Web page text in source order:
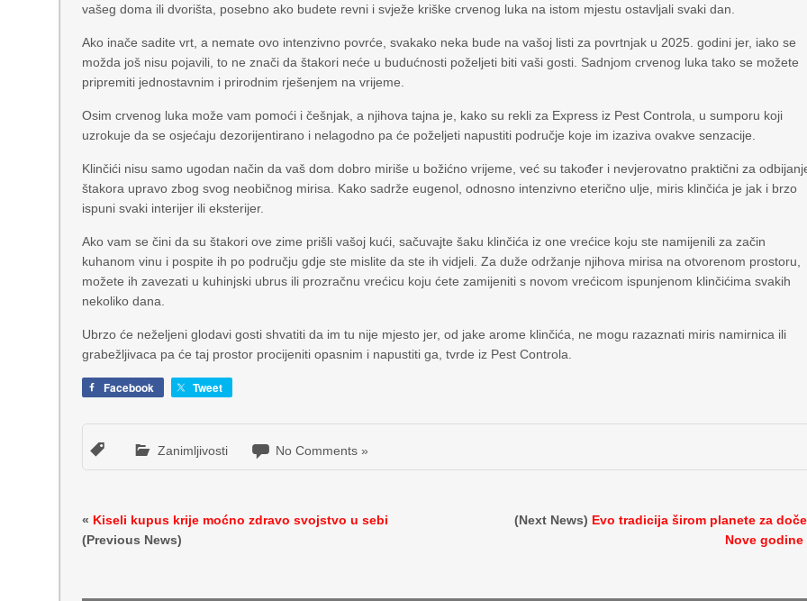
vašeg doma ili dvorišta, posebno ako budete revni i svježe kriške crvenog luka na istom mjestu ostavljali svaki dan.
Ako inače sadite vrt, a nemate ovo intenzivno povrće, svakako neka bude na vašoj listi za povrtnjak u 2025. godini jer, iako se
možda još nisu pojavili, to ne znači da štakori neće u budućnosti poželjeti biti vaši gosti. Sadnjom crvenog luka tako se možete
pripremiti jednostavnim i prirodnim rješenjem na vrijeme.
Osim crvenog luka može vam pomoći i češnjak, a njihova tajna je, kako su rekli za Express iz Pest Controla, u sumporu koji
uzrokuje da se osjećaju dezorijentirano i nelagodno pa će poželjeti napustiti područje koje im izaziva ovakve senzacije.
Klinčići nisu samo ugodan način da vaš dom dobro miriše u božićno vrijeme, već su također i nevjerovatno praktični za
štakora upravo zbog svog neobičnog mirisa. Kako sadrže eugenol, odnosno intenzivno eterično ulje, miris klinčića je jak i brzo
ispuni svaki interijer ili eksterijer.
Ako vam se čini da su štakori ove zime prišli vašoj kući, sačuvajte šaku klinčića iz one vrećice koju ste namijenili za začin
kuhanom vinu i pospite ih po području gdje ste mislite da ste ih vidjeli. Za duže održanje njihova mirisa na otvorenom prostoru,
možete ih zavezati u kuhinjski ubrus ili prozračnu vrećicu koju ćete zamijeniti s novom vrećicom ispunjenom klinčićima svakih
nekoliko dana.
Ubrzo će neželjeni glodavi gosti shvatiti da im tu nije mjesto jer, od jake arome klinčića, ne mogu razaznati miris namirnica ili
grabežljivaca pa će taj prostor procijeniti opasnim i napustiti ga, tvrde iz Pest Controla.
Facebook Tweet
Zanimljivosti No Comments »
« Kiseli kupus krije moćno zdravo svojstvo u sebi
(Previous News)
(Next News) Evo tradicija širom planete za
Nove godine